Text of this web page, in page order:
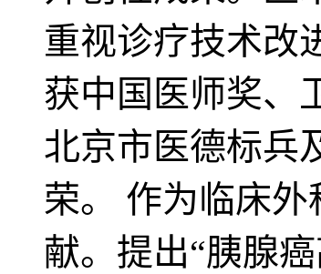
重视诊疗技术改
获中国医师奖、
北京市医德标兵
荣。 作为临床
献。提出“胰腺